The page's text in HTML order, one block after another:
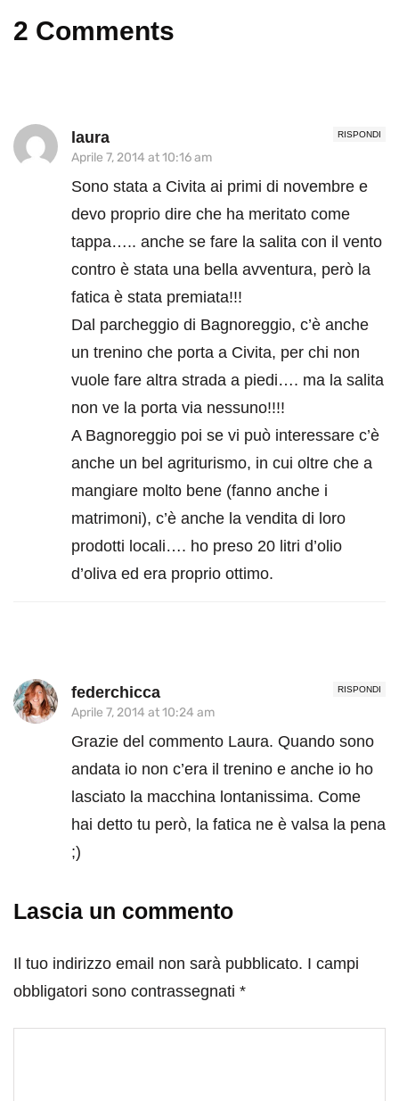
2 Comments
RISPONDI
laura
Aprile 7, 2014 at 10:16 am
Sono stata a Civita ai primi di novembre e
devo proprio dire che ha meritato come
tappa….. anche se fare la salita con il vento
contro è stata una bella avventura, però la
fatica è stata premiata!!!
Dal parcheggio di Bagnoreggio, c’è anche
un trenino che porta a Civita, per chi non
vuole fare altra strada a piedi…. ma la salita
non ve la porta via nessuno!!!!
A Bagnoreggio poi se vi può interessare c’è
anche un bel agriturismo, in cui oltre che a
mangiare molto bene (fanno anche i
matrimoni), c’è anche la vendita di loro
prodotti locali…. ho preso 20 litri d’olio
d’oliva ed era proprio ottimo.
RISPONDI
federchicca
Aprile 7, 2014 at 10:24 am
Grazie del commento Laura. Quando sono
andata io non c’era il trenino e anche io ho
lasciato la macchina lontanissima. Come
hai detto tu però, la fatica ne è valsa la pena
;)
Lascia un commento
Il tuo indirizzo email non sarà pubblicato. I campi
obbligatori sono contrassegnati *